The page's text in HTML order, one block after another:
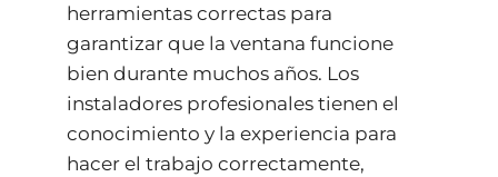
herramientas correctas para
garantizar que la ventana funcione
bien durante muchos años. Los
instaladores profesionales tienen el
conocimiento y la experiencia para
hacer el trabajo correctamente,